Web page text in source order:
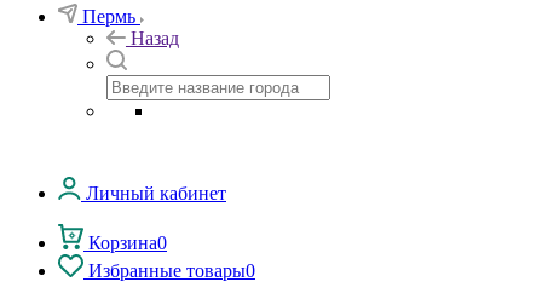
Пермь
Назад
Личный кабинет
Корзина0
Избранные товары0